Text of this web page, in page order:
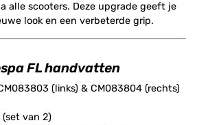
alle scooters. Deze upgrade geeft je
look en een verbeterde grip.
FL handvatten
(links) & CM083804 (rechts)
(set van 2)